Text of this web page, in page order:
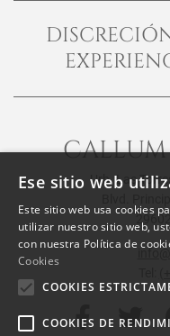
CALLUM
Urb. Las
Ese sitio web
Este sitio web usa cookies
utilizar nuestro sitio web,
con nuestra Política de
Cookies
COOKIES
COOKIES DE